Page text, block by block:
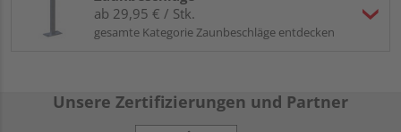
ab 29,95 € / Stk.
gesamte Kategorie Zaunbeschläge entdecken
Unsere Zertifizierungen und Partner